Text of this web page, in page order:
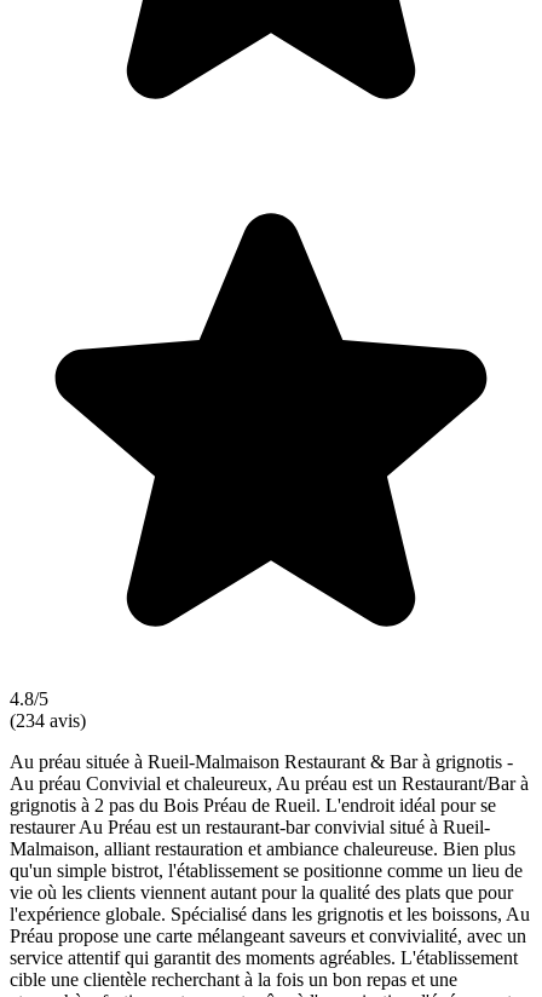
4.8/5
(234 avis)
Au préau située à Rueil-Malmaison Restaurant & Bar à grignotis -
Au préau Convivial et chaleureux, Au préau est un Restaurant/Bar à
grignotis à 2 pas du Bois Préau de Rueil. L'endroit idéal pour se
restaurer Au Préau est un restaurant-bar convivial situé à Rueil-
Malmaison, alliant restauration et ambiance chaleureuse. Bien plus
qu'un simple bistrot, l'établissement se positionne comme un lieu de
vie où les clients viennent autant pour la qualité des plats que pour
l'expérience globale. Spécialisé dans les grignotis et les boissons, Au
Préau propose une carte mélangeant saveurs et convivialité, avec un
service attentif qui garantit des moments agréables. L'établissement
cible une clientèle recherchant à la fois un bon repas et une